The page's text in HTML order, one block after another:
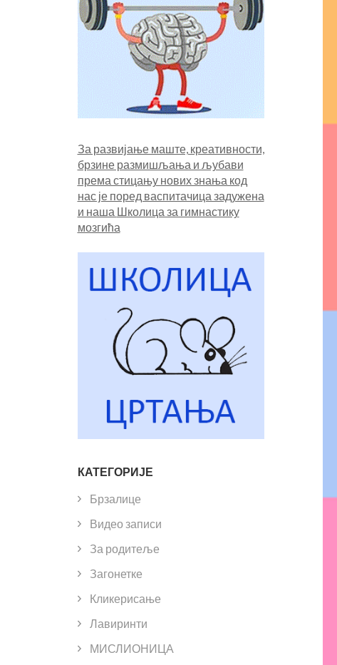
За развијање маште, креативности,
брзине размишљања и љубави
према стицању нових знања код
нас је поред васпитачица задужена
и наша Школица за гимнастику
мозгића
КАТЕГОРИЈЕ
Брзалице
Видео записи
За родитеље
Загонетке
Кликерисање
Лавиринти
МИСЛИОНИЦА